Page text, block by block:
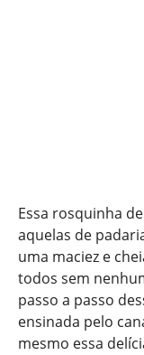
Essa rosquinha
aquelas de
uma maciez e
todos sem
passo a passo
ensinada pelo
mesmo essa